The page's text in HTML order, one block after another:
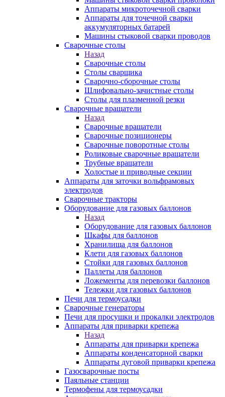
Аппараты микроточечной сварки
Аппараты для точечной сварки
аккумуляторных батарей
Машины стыковой сварки проводов
Сварочные столы
Назад
Сварочные столы
Столы сварщика
Сварочно-сборочные столы
Шлифовально-зачистные столы
Столы для плазменной резки
Сварочные вращатели
Назад
Сварочные вращатели
Сварочные позиционеры
Сварочные поворотные столы
Роликовые сварочные вращатели
Трубные вращатели
Холостые и приводные секции
Аппараты для заточки вольфрамовых
электродов
Сварочные тракторы
Оборудование для газовых баллонов
Назад
Оборудование для газовых баллонов
Шкафы для баллонов
Хранилища для баллонов
Клети для газовых баллонов
Стойки для газовых баллонов
Паллеты для баллонов
Ложементы для перевозки баллонов
Тележки для газовых баллонов
Печи для термоусадки
Сварочные генераторы
Печи для просушки и прокалки электродов
Аппараты для приварки крепежа
Назад
Аппараты для приварки крепежа
Аппараты конденсаторной сварки
Аппараты дуговой приварки крепежа
Газосварочные посты
Паяльные станции
Термофены для термоусадки